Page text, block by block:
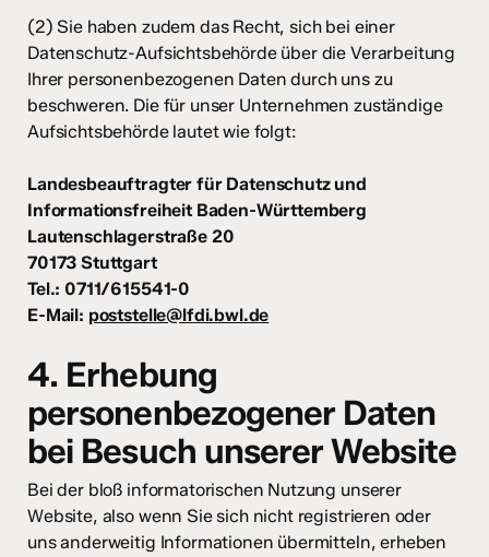
(2) Sie haben zudem das Recht, sich bei einer
Datenschutz-Aufsichtsbehörde über die Verarbeitung
Ihrer personenbezogenen Daten durch uns zu
beschweren. Die für unser Unternehmen zuständige
Aufsichtsbehörde lautet wie folgt:
Landesbeauftragter für Datenschutz und
Informationsfreiheit Baden-Württemberg
Lautenschlagerstraße 20
70173 Stuttgart
Tel.: 0711/615541-0
E-Mail: poststelle@lfdi.bwl.de
4. Erhebung
personenbezogener Daten
bei Besuch unserer Website
Bei der bloß informatorischen Nutzung unserer
Website, also wenn Sie sich nicht registrieren oder
uns anderweitig Informationen übermitteln, erheben